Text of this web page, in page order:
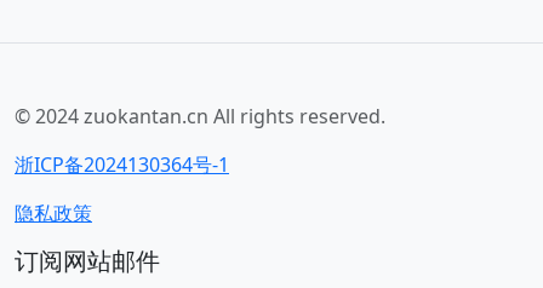
© 2024 zuokantan.cn All rights reserved.
浙ICP备2024130364号-1
隐私政策
订阅网站邮件